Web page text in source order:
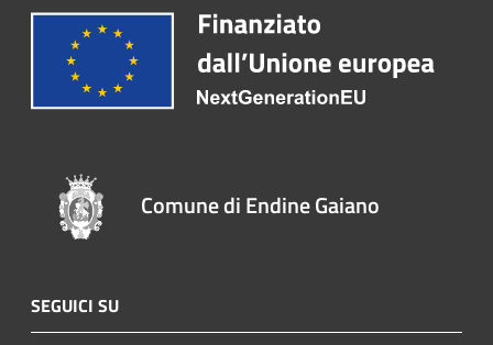
Comune di Endine Gaiano
SEGUICI SU